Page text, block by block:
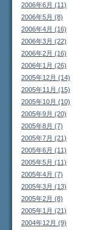
2006年6月 (11)
2006年5月 (8)
2006年4月 (16)
2006年3月 (22)
2006年2月 (16)
2006年1月 (26)
2005年12月 (14)
2005年11月 (15)
2005年10月 (10)
2005年9月 (20)
2005年8月 (7)
2005年7月 (21)
2005年6月 (11)
2005年5月 (11)
2005年4月 (7)
2005年3月 (13)
2005年2月 (8)
2005年1月 (21)
2004年12月 (9)